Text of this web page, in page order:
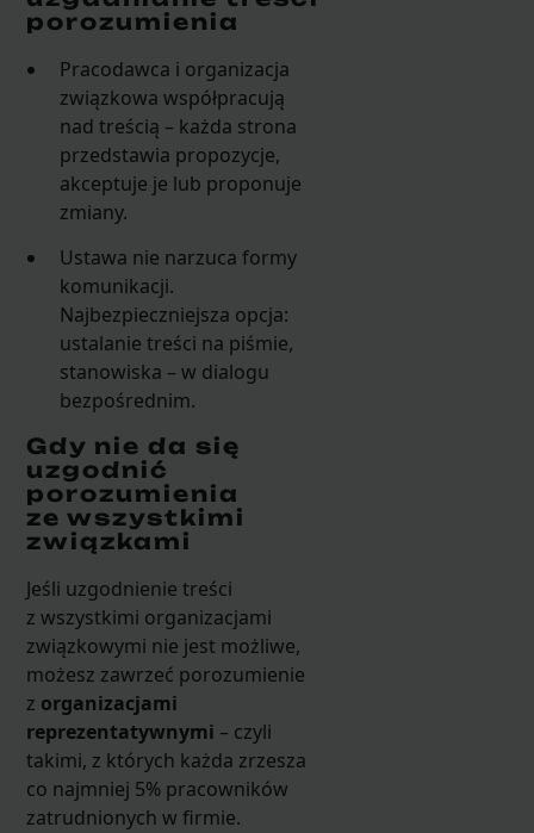
porozumienia
Pracodawca i organizacja
związkowa współpracują
nad treścią – każda strona
przedstawia propozycje,
akceptuje je lub proponuje
zmiany.
Ustawa nie narzuca formy
komunikacji.
Najbezpieczniejsza opcja:
ustalanie treści na piśmie,
stanowiska – w dialogu
bezpośrednim.
Gdy nie da się
uzgodnić
porozumienia
ze wszystkimi
związkami
Jeśli uzgodnienie treści
z wszystkimi organizacjami
związkowymi nie jest możliwe,
możesz zawrzeć porozumienie
z organizacjami
reprezentatywnymi – czyli
takimi, z których każda zrzesza
co najmniej 5% pracowników
zatrudnionych w firmie.